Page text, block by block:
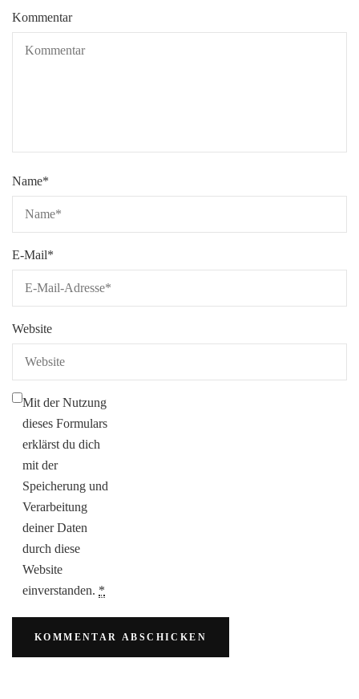
Kommentar
Name*
E-Mail*
Website
Mit der Nutzung
dieses Formulars
erklärst du dich
mit der
Speicherung und
Verarbeitung
deiner Daten
durch diese
Website
einverstanden. *